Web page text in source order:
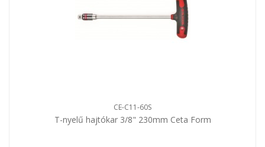
CE-C11-60S
T-nyelű hajtókar 3/8" 230mm Ceta Form